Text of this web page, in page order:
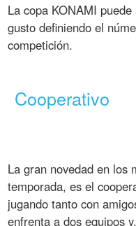
La copa KONAMI
gusto definiendo el
competición.
Cooperativo
La gran novedad en los
temporada, es el
jugando tanto con
enfrenta a dos equipos